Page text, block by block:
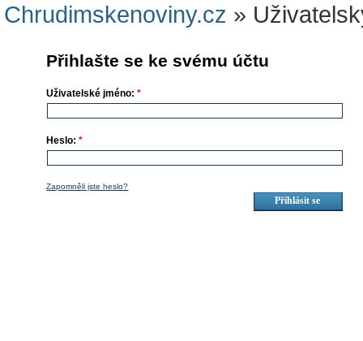
Chrudimskenoviny.cz »
Přihlašte se ke svému účtu
Uživatelské jméno:*
Heslo:*
Zapomněli jste heslo?